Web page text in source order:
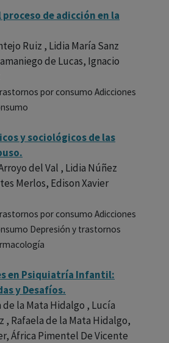
de adicción en la
Ruiz , Lidia María Sanz
de Lucas, Ignacio
por consumo Adicciones
y sociológicos de las
del Val , Lidia Núñez
Merlos, Edison Xavier
por consumo Adicciones
Depresión y trastornos
en Psiquiatría Infantil:
y Desafíos.
la Mata Hidalgo , Lucía
, Rafaela de la Mata Hidalgo,
África Pimentel De Vicente